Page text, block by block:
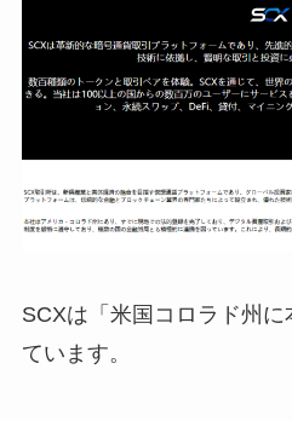
SCXは「米国コロラド州
ています。